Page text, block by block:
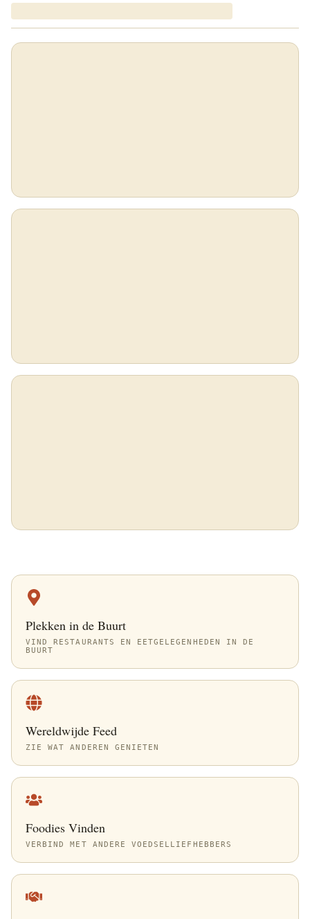
Plekken in de Buurt
VIND RESTAURANTS EN EETGELEGENHEDEN IN DE
BUURT
Wereldwijde Feed
ZIE WAT ANDEREN GENIETEN
Foodies Vinden
VERBIND MET ANDERE VOEDSELLIEFHEBBERS